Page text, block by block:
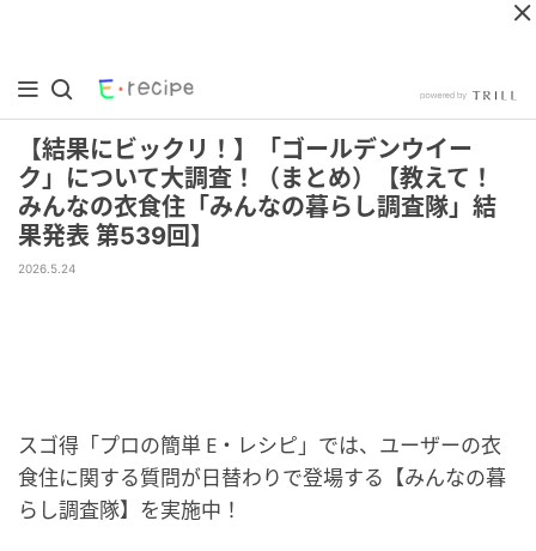
【結果にビックリ！】「ゴールデンウイー
ク」について大調査！（まとめ）【教えて！
みんなの衣食住「みんなの暮らし調査隊」結
果発表 第539回】
2026.5.24
スゴ得「プロの簡単 E・レシピ」では、ユーザーの衣
食住に関する質問が日替わりで登場する【みんなの暮
らし調査隊】を実施中！